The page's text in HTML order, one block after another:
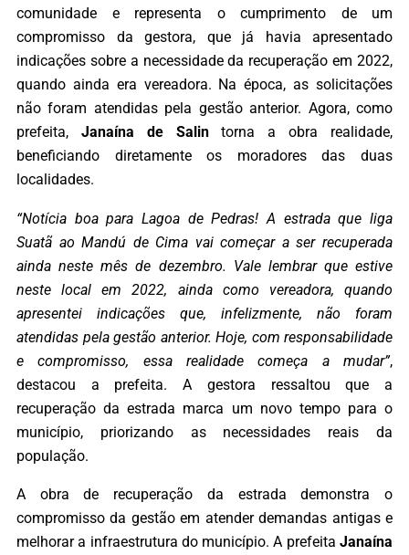
comunidade e representa o cumprimento de um
compromisso da gestora, que já havia apresentado
indicações sobre a necessidade da recuperação em 2022,
quando ainda era vereadora. Na época, as solicitações
não foram atendidas pela gestão anterior. Agora, como
prefeita, Janaína de Salintorna a obra realidade,
beneficiando diretamente os moradores das duas
localidades.
“Notícia boa para Lagoa de Pedras! A estrada que liga
Suatã ao Mandú de Cima vai começar a ser recuperada
ainda neste mês de dezembro. Vale lembrar que estive
neste local em 2022, ainda como vereadora, quando
apresentei indicações que, infelizmente, não foram
atendidas pela gestão anterior. Hoje, com responsabilidade
e compromisso, essa realidade começa a mudar”,
destacou a prefeita. A gestora ressaltou que a
recuperação da estrada marca um novo tempo para o
município, priorizando as necessidades reais da
população.
A obra de recuperação da estrada demonstra o
compromisso da gestão em atender demandas antigas e
melhorar a infraestrutura do município. A prefeita Janaína